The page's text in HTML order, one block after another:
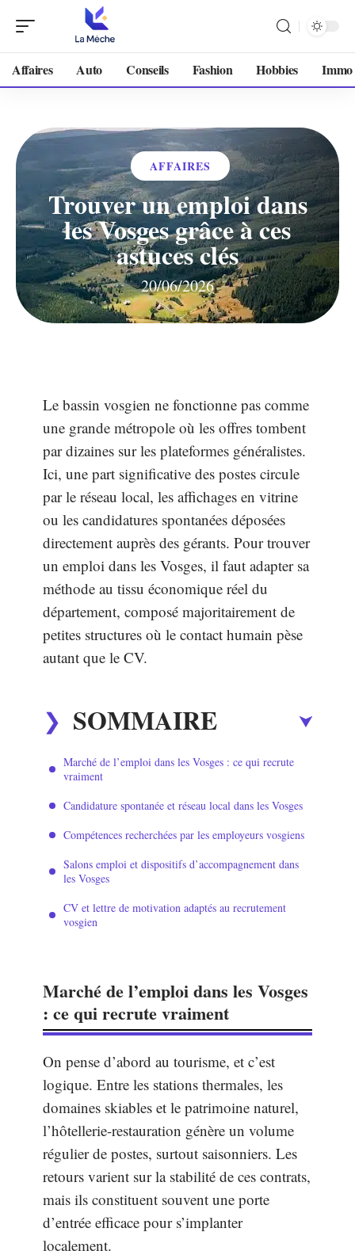
Affaires Auto Conseils Fashion Hobbies Immo
AFFAIRES
Trouver un emploi dans
les Vosges grâce à ces
astuces clés
20/06/2026
Le bassin vosgien ne fonctionne pas comme
une grande métropole où les offres tombent
par dizaines sur les plateformes généralistes.
Ici, une part significative des postes circule
par le réseau local, les affichages en vitrine
ou les candidatures spontanées déposées
directement auprès des gérants. Pour trouver
un emploi dans les Vosges, il faut adapter sa
méthode au tissu économique réel du
département, composé majoritairement de
petites structures où le contact humain pèse
autant que le CV.
SOMMAIRE
Marché de l’emploi dans les Vosges : ce qui recrute
vraiment
Candidature spontanée et réseau local dans les Vosges
Compétences recherchées par les employeurs vosgiens
Salons emploi et dispositifs d’accompagnement dans
les Vosges
CV et lettre de motivation adaptés au recrutement
vosgien
Marché de l’emploi dans les Vosges
: ce qui recrute vraiment
On pense d’abord au tourisme, et c’est
logique. Entre les stations thermales, les
domaines skiables et le patrimoine naturel,
l’hôtellerie-restauration génère un volume
régulier de postes, surtout saisonniers. Les
retours varient sur la stabilité de ces contrats,
mais ils constituent souvent une porte
d’entrée efficace pour s’implanter
localement.